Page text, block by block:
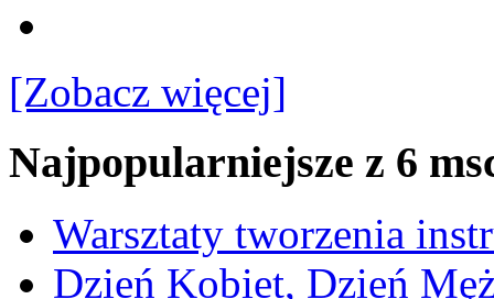
[Zobacz więcej]
Najpopularniejsze z 6
Warsztaty tworzenia
Dzień Kobiet, Dzień